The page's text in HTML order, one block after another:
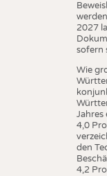
2027
sofern
Wie
Jahres
4,0
den
4,2